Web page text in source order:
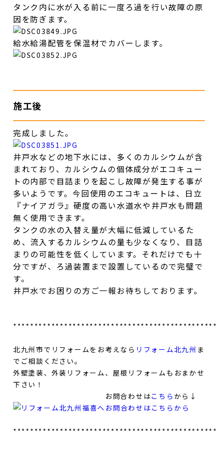
タンク内に水が入る前に一度ろ過を行い故障の原
因を防ぎます。
給水給湯配管を保温材でカバーします。
施工後
完成しました。
井戸水などの地下水には、多くのカルシウムが含
まれており、カルシウムの個体成分がエコキュー
トの内部で目詰まりを起こし故障が発生する事が
多いようです。今回使用のエコキュートは、日立
『ナイアガラ』硬度の高い水道水や井戸水も問題
無く使用できます。
タンクの水の入替え量が大幅に低減しているた
め、流入するカルシウムの量も少なくなり、目詰
まりの可能性を低くしています。それだけでも十
分ですが、ろ過装置まで設置しているので完璧で
す。
井戸水でお困りの方ご一報お待ちしております。
北九州市でリフォームをお考えなら リフォーム北九州 ま
でご相談ください。
外壁塗装、外装リフォーム、屋根リフォームもおまかせ
下さい！
お問合わせはこちら から↓